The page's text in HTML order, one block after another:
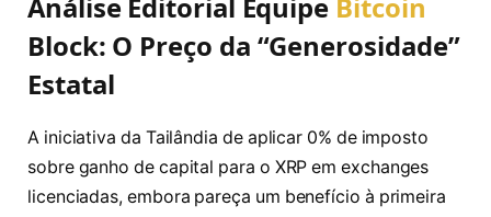
Análise Editorial Equipe Bitcoin
Block: O Preço da “Generosidade”
Estatal
A iniciativa da Tailândia de aplicar 0% de imposto
sobre ganho de capital para o XRP em exchanges
licenciadas, embora pareça um benefício à primeira